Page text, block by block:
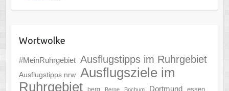
Wortwolke
#MeinRuhrgebiet Ausflugstipps im Ruhrgebiet
Ausflugstipps nrw Ausflugsziele im
Ruhrgebiet
berg Berge Bochum Dortmund
essen